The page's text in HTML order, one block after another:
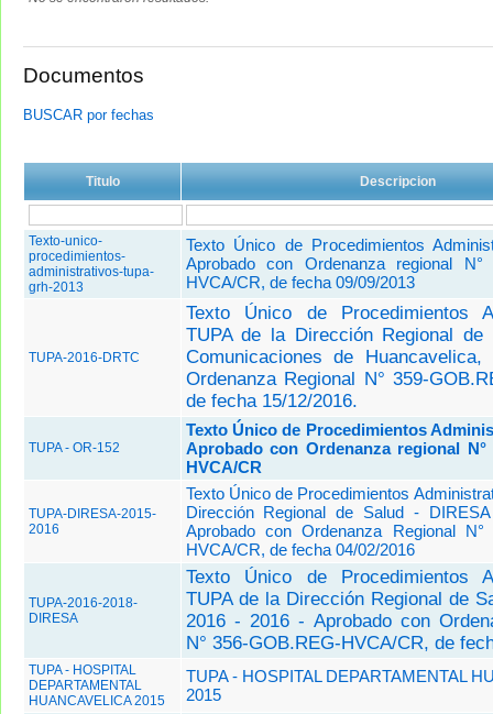
Documentos
BUSCAR por fechas
Titulo Descripcion
Texto-unico-
procedimientos-
administrativos-tupa-
grh-2013
Texto Único de Procedimientos
Aprobado con Ordenanza regional N°
HVCA/CR, de fecha 09/09/2013
TUPA-2016-DRTC
Texto Único de Procedimientos
TUPA de la Dirección Regional de
Comunicaciones de Huancavelica,
Ordenanza Regional N° 359-
de fecha 15/12/2016.
TUPA - OR-152
Texto Único de Procedimientos
Aprobado con Ordenanza regional N°
HVCA/CR
TUPA-DIRESA-2015-
2016
Texto Único de Procedimientos
Dirección Regional de Salud -
Aprobado con Ordenanza Regional N°
HVCA/CR, de fecha 04/02/2016
TUPA-2016-2018-
DIRESA
Texto Único de Procedimientos
TUPA de la Dirección Regional de
2016 - 2016 - Aprobado con
N° 356-GOB.REG-HVCA/CR, de
TUPA - HOSPITAL
DEPARTAMENTAL
HUANCAVELICA 2015
TUPA - HOSPITAL DEPARTAMENTAL
2015